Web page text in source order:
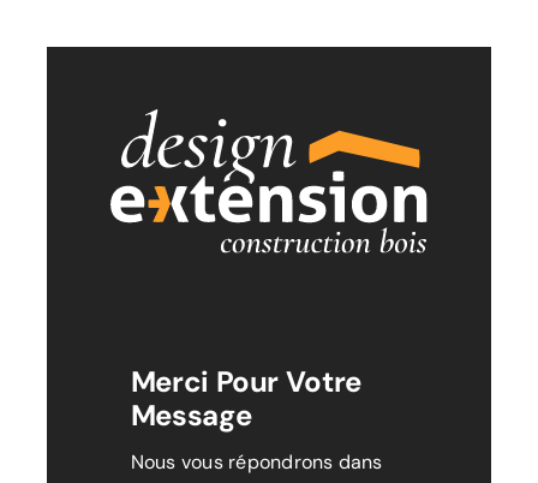
Contact/Devis
Merci Pour Votre
Message
Nous vous répondrons dans